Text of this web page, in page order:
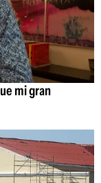
mi gran